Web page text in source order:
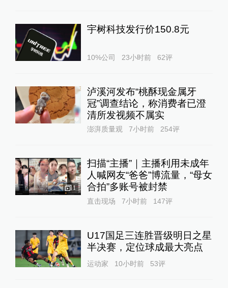
宇树科技发行价150.8元
10%公司 23小时前 62评
泸溪河发布“桃酥现金属牙
冠”调查结论，称消费者已澄
清所发视频不属实
澎湃质量观 7小时前 254评
1
扫描“主播”｜主播利用未成年
人喊网友“爸爸”博流量，“母女
合拍”多账号被封禁
直击现场 7小时前 147评
U17国足三连胜晋级明日之星
半决赛，定位球成最大亮点
运动家 10小时前 53评